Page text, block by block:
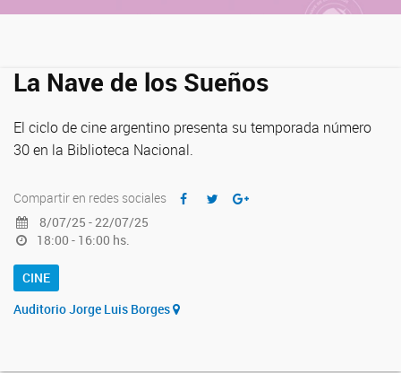
La Nave de los Sueños
El ciclo de cine argentino presenta su temporada número
30 en la Biblioteca Nacional.
Compartir en redes sociales
8/07/25 - 22/07/25
18:00 - 16:00 hs.
CINE
Auditorio Jorge Luis Borges